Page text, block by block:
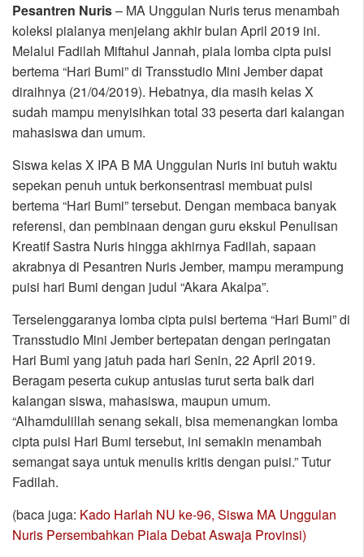
Pesantren Nuris– MA Unggulan Nuris terus menambah
koleksi pialanya menjelang akhir bulan April 2019 ini.
Melalui Fadilah Miftahul Jannah, piala lomba cipta puisi
bertema “Hari Bumi” di Transstudio Mini Jember dapat
diraihnya (21/04/2019). Hebatnya, dia masih kelas X
sudah mampu menyisihkan total 33 peserta dari kalangan
mahasiswa dan umum.
Siswa kelas X IPA B MA Unggulan Nuris ini butuh waktu
sepekan penuh untuk berkonsentrasi membuat puisi
bertema “Hari Bumi” tersebut. Dengan membaca banyak
referensi, dan pembinaan dengan guru ekskul Penulisan
Kreatif Sastra Nuris hingga akhirnya Fadilah, sapaan
akrabnya di Pesantren Nuris Jember, mampu merampung
puisi hari Bumi dengan judul “Akara Akalpa”.
Terselenggaranya lomba cipta puisi bertema “Hari Bumi” di
Transstudio Mini Jember bertepatan dengan peringatan
Hari Bumi yang jatuh pada hari Senin, 22 April 2019.
Beragam peserta cukup antusias turut serta baik dari
kalangan siswa, mahasiswa, maupun umum.
“Alhamdulillah senang sekali, bisa memenangkan lomba
cipta puisi Hari Bumi tersebut, ini semakin menambah
semangat saya untuk menulis kritis dengan puisi.” Tutur
Fadilah.
(baca juga: Kado Harlah NU ke-96, Siswa MA Unggulan
Nuris Persembahkan Piala Debat Aswaja Provinsi)